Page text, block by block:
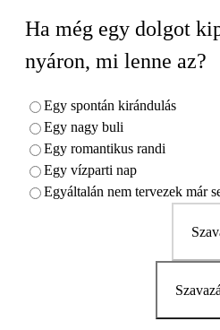
Ha még egy dolgot
nyáron, mi lenne az?
Egy spontán kirándulás
Egy nagy buli
Egy romantikus randi
Egy vízparti nap
Egyáltalán nem tervezek már